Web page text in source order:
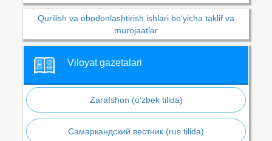
Qurilish va obodonlashtirish ishlari bo‘yicha taklif va
murojaatlar
Viloyat gazetalari
Zarafshon (o‘zbek tilida)
Самаркандский вестник (rus tilida)